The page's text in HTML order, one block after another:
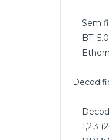
Sem
BT: 5.0
1,2,3